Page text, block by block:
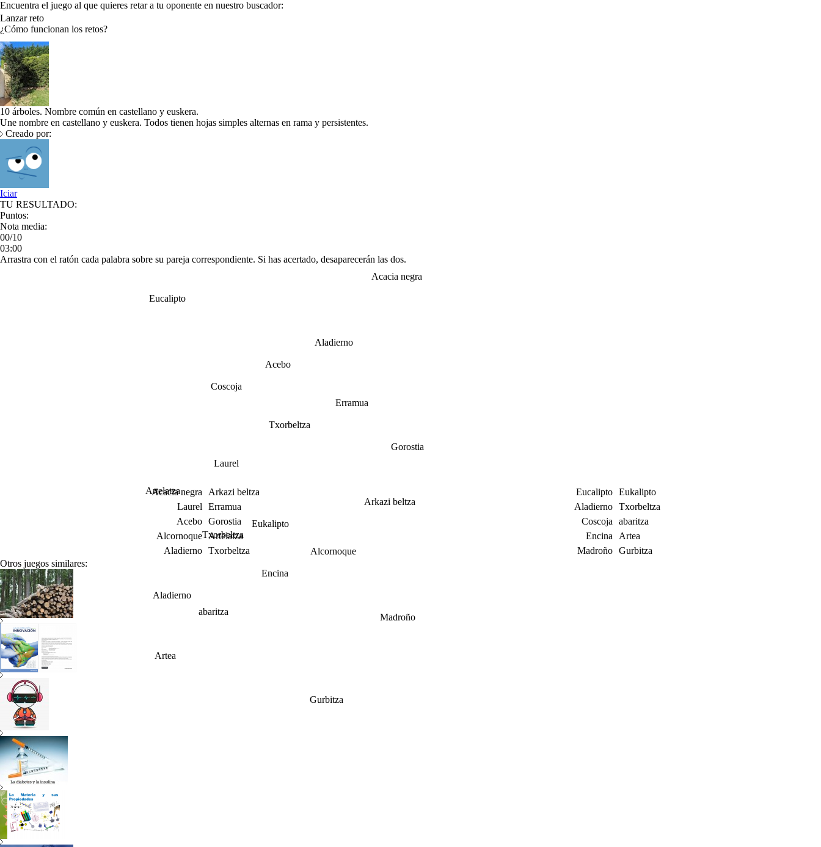
Encuentra el juego al que quieres retar a tu oponente en nuestro buscador:
Lanzar reto
¿Cómo funcionan los retos?
10 árboles. Nombre común en castellano y euskera.
Une nombre en castellano y euskera. Todos tienen hojas simples alternas en rama y persistentes.
Creado por:
Iciar
TU RESULTADO:
Puntos:
Nota media:
00/10
03:00
Arrastra con el ratón cada palabra sobre su pareja correspondiente. Si has acertado, desaparecerán las dos.
Acacia negra
Arkazi beltza
Eucalipto
Eukalipto
Laurel
Erramua
Aladierno
Txorbeltza
Acebo
Gorostia
Coscoja
abaritza
Alcornoque
Artelatza
Encina
Artea
Aladierno
Txorbeltza
Madroño
Gurbitza
Acacia negra Arkazi beltza Eucalipto Eukalipto
Laurel
Erramua Aladierno Txorbeltza
Acebo Gorostia Coscoja
abaritza
Alcornoque Artelatza Encina
Artea
Aladierno Txorbeltza Madroño Gurbitza
Otros juegos similares: